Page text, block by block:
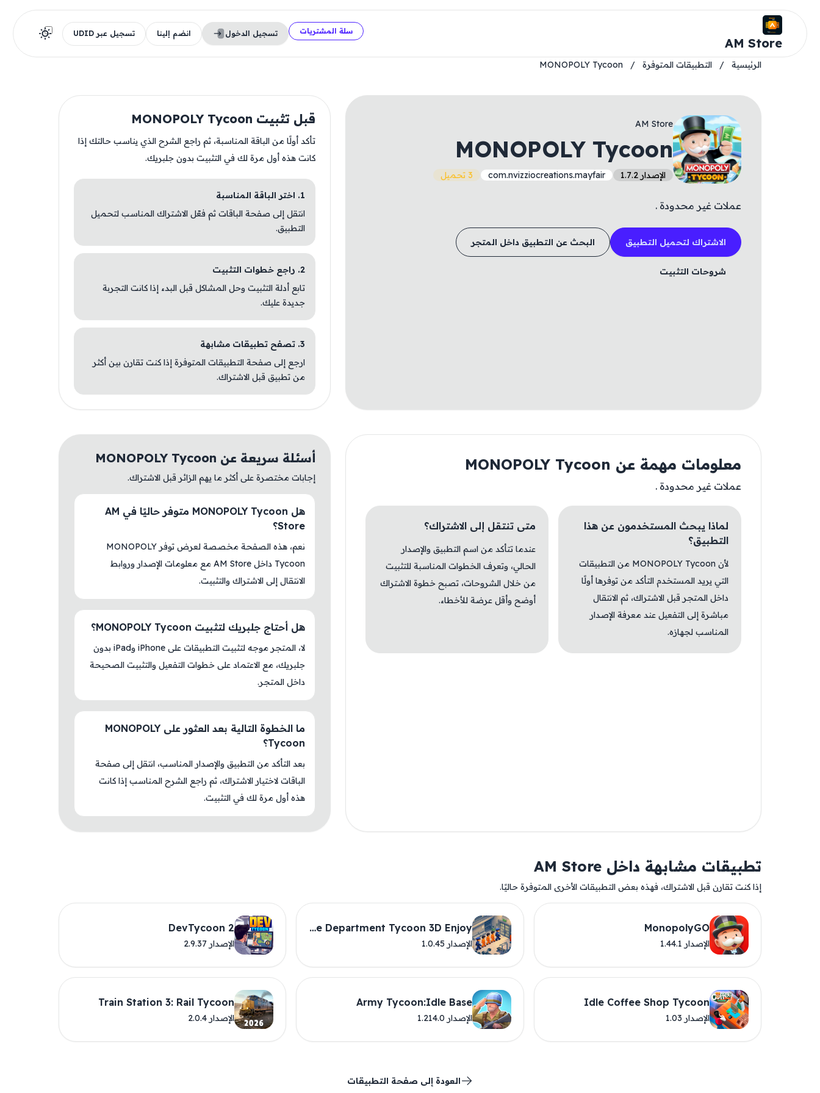
AM Store
سلة المشتريات تسجيل الدخول انضم إلينا تسجيل عبر UDID
الرئيسية / التطبيقات المتوفرة /
MONOPOLY Tycoon
AM Store
MONOPOLY Tycoon
الإصدار 1.7.2 com.nvizziocreations.mayfair 3 تحميل
عملات غير محدودة .
الاشتراك لتحميل التطبيق البحث عن التطبيق داخل المتجر
شروحات التثبيت
قبل تثبيت MONOPOLY Tycoon
تأكد أولًا من الباقة المناسبة، ثم راجع الشرح الذي يناسب حالتك إذا
كانت هذه أول مرة لك في التثبيت بدون جلبريك.
1. اختر الباقة المناسبة
انتقل إلى صفحة الباقات ثم فعّل الاشتراك المناسب لتحميل
التطبيق.
2. راجع خطوات التثبيت
تابع أدلة التثبيت وحل المشاكل قبل البدء إذا كانت التجربة
جديدة عليك.
3. تصفح تطبيقات مشابهة
ارجع إلى صفحة التطبيقات المتوفرة إذا كنت تقارن بين أكثر
من تطبيق قبل الاشتراك.
معلومات مهمة عن MONOPOLY Tycoon
عملات غير محدودة .
لماذا يبحث المستخدمون عن هذا
التطبيق؟
لأن MONOPOLY Tycoon من التطبيقات
التي يريد المستخدم التأكد من توفرها أولًا
داخل المتجر قبل الاشتراك، ثم الانتقال
مباشرة إلى التفعيل عند معرفة الإصدار
المناسب لجهازه.
متى تنتقل إلى الاشتراك؟
عندما تتأكد من اسم التطبيق والإصدار
الحالي، وتعرف الخطوات المناسبة للتثبيت
من خلال الشروحات، تصبح خطوة الاشتراك
أوضح وأقل عرضة للأخطاء.
أسئلة سريعة عن MONOPOLY Tycoon
إجابات مختصرة على أكثر ما يهم الزائر قبل الاشتراك.
هل MONOPOLY Tycoon متوفر حاليًا في AM
Store؟
نعم، هذه الصفحة مخصصة لعرض توفر MONOPOLY
Tycoon داخل AM Store مع معلومات الإصدار وروابط
الانتقال إلى الاشتراك والتثبيت.
هل أحتاج جلبريك لتثبيت MONOPOLY Tycoon؟
لا، المتجر موجه لتثبيت التطبيقات على iPhone وiPad بدون
جلبريك، مع الاعتماد على خطوات التفعيل والتثبيت الصحيحة
داخل المتجر.
ما الخطوة التالية بعد العثور على MONOPOLY
Tycoon؟
بعد التأكد من التطبيق والإصدار المناسب، انتقل إلى صفحة
الباقات لاختيار الاشتراك، ثم راجع الشرح المناسب إذا كانت
هذه أول مرة لك في التثبيت.
تطبيقات مشابهة داخل AM Store
إذا كنت تقارن قبل الاشتراك، فهذه بعض التطبيقات الأخرى المتوفرة حاليًا.
MonopolyGO
الإصدار 1.44.1
Police Department Tycoon 3D Enjoy
الإصدار 1.0.45
DevTycoon 2
الإصدار 2.9.37
Idle Coffee Shop Tycoon
الإصدار 1.03
Army Tycoon:Idle Base
الإصدار 1.214.0
Train Station 3: Rail Tycoon
الإصدار 2.0.4
العودة إلى صفحة التطبيقات